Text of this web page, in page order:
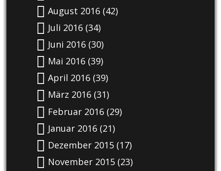
August 2016(42)
Juli 2016(34)
Juni 2016(30)
Mai 2016(39)
April 2016(39)
März 2016(31)
Februar 2016(29)
Januar 2016(21)
Dezember 2015(17)
November 2015(23)